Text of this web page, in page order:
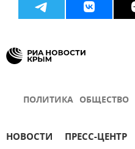
ПОЛИТИКА ОБЩЕСТВО
НОВОСТИ ПРЕСС-ЦЕНТР